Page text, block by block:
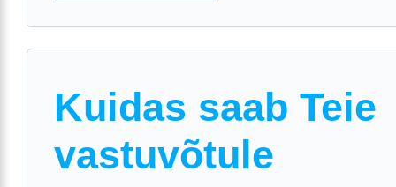
Kuidas saab Teie
vastuvõtule